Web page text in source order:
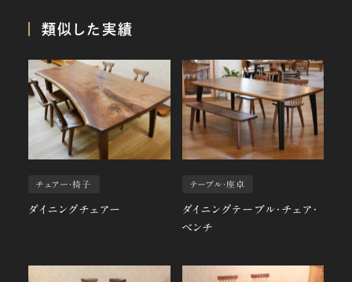
類似した実績
チェアー・椅子
ダイニングチェアー
テーブル・座卓
ダイニングテーブル・チェア・
ベンチ